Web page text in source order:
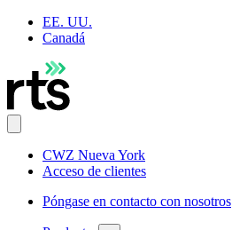
EE. UU.
Canadá
CWZ Nueva York
Acceso de clientes
Póngase en contacto con nosotros